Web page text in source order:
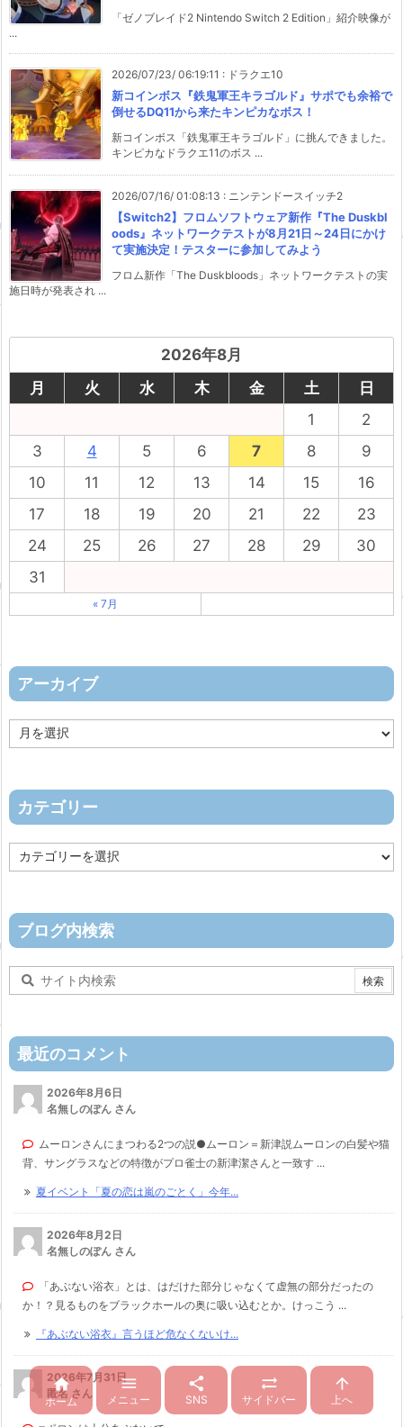
「ゼノブレイド2 Nintendo Switch 2 Edition」紹介映像が
...
2026/07/23/ 06:19:11 : ドラクエ10
新コインボス『鉄鬼軍王キラゴルド』サポでも余裕で
倒せるDQ11から来たキンピカなボス！
新コインボス「鉄鬼軍王キラゴルド」に挑んできました。
キンピカなドラクエ11のボス ...
2026/07/16/ 01:08:13 : ニンテンドースイッチ2
【Switch2】フロムソフトウェア新作『The Duskbl
oods』ネットワークテストが8月21日～24日にかけ
て実施決定！テスターに参加してみよう
フロム新作「The Duskbloods」ネットワークテストの実
施日時が発表され ...
2026年8月
月
火 水 木 金 土
日
1
2
3
4 5 6 7 8
9
10
11 12 13 14 15
16
17
18 19 20 21 22
23
24
25 26 27 28 29
30
31
« 7月
アーカイブ
ー
ブ
カテゴリー
テ
ー
ブログ内検索
最近のコメント
2026年8月6日
名無しのぽん さん
ムーロンさんにまつわる2つの説●ムーロン＝新津説ムーロンの白髪や猫
背、サングラスなどの特徴がプロ雀士の新津潔さんと一致す ...
夏イベント「夏の恋は嵐のごとく」今年...
2026年8月2日
名無しのぽん さん
「あぶない浴衣」とは、はだけた部分じゃなくて虚無の部分だったの
か！？見るものをブラックホールの奥に吸い込むとか。けっこう ...
『あぶない浴衣』言うほど危なくないけ...
2026年7月31日
匿名 さん

ホーム

メニュー

SNS

サイドバー

上へ